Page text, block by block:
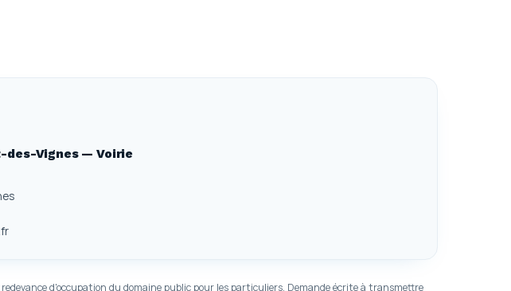
des-Vignes — Voirie
d'occupation du domaine public pour les particuliers. Demande écrite à transmettre